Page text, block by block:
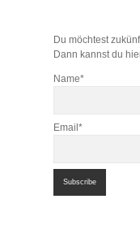
Du möchtest
Dann kannst du
Name*
Email*